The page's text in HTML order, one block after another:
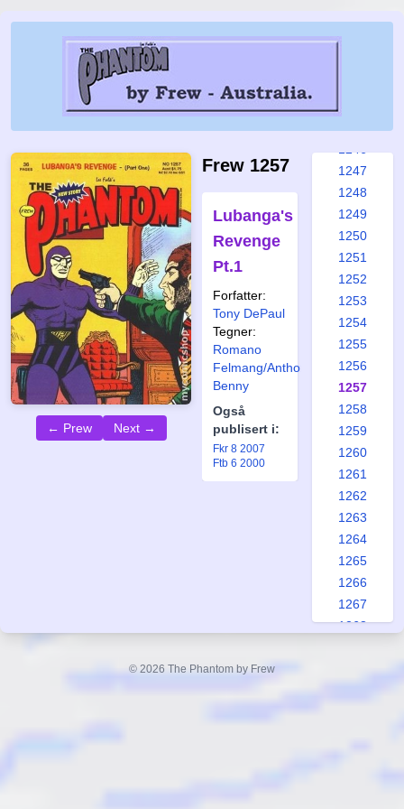
← Prew Next →
Frew 1257
Lubanga's
Revenge
Pt.1
Forfatter:
Tony DePaul
Tegner:
Romano
Felmang/Anthony
Benny
Også
publisert i:
Fkr 8 2007
Ftb 6 2000
1240
1241
1247
1248
1249
1250
1251
1252
1253
1254
1255
1256
1257
1258
1259
1260
1261
1262
1263
1264
1265
1266
1267
1268
© 2026 The Phantom by Frew